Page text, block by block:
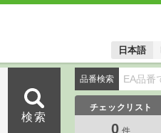
日本語
品番検索
チェックリスト
0 件